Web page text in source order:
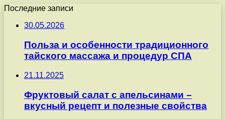
Последние записи
30.05.2026
Польза и особенности традиционного
тайского массажа и процедур СПА
21.11.2025
Фруктовый салат с апельсинами –
вкусный рецепт и полезные свойства